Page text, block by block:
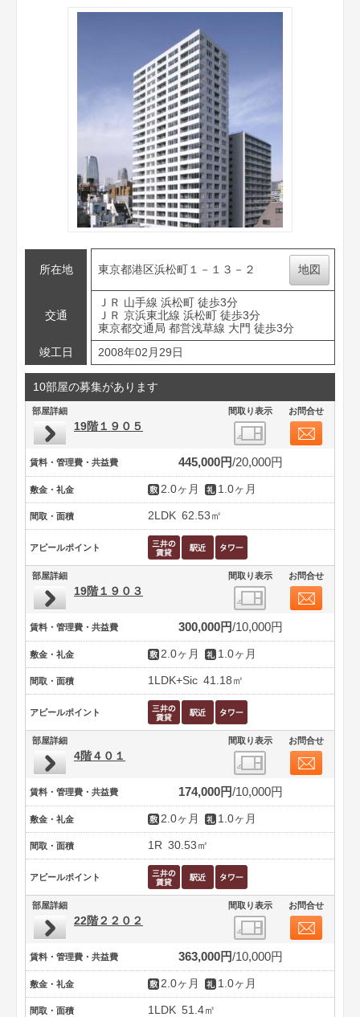
所在地 東京都港区浜松町１－１３－２ 地図
交通
ＪＲ 山手線 浜松町 徒歩3分
ＪＲ 京浜東北線 浜松町 徒歩3分
東京都交通局 都営浅草線 大門 徒歩3分
竣工日
2008年02月29日
10部屋の募集があります
部屋詳細 間取り表示 お問合せ
19階１９０５
賃料・管理費・共益費 445,000円 20,000円
敷金・礼金 2.0ヶ月 1.0ヶ月
間取・面積 2LDK 62.53㎡
アピールポイント
部屋詳細 間取り表示 お問合せ
19階１９０３
賃料・管理費・共益費 300,000円 10,000円
敷金・礼金 2.0ヶ月 1.0ヶ月
間取・面積 1LDK+Sic 41.18㎡
アピールポイント
部屋詳細 間取り表示 お問合せ
4階４０１
賃料・管理費・共益費 174,000円 10,000円
敷金・礼金 2.0ヶ月 1.0ヶ月
間取・面積 1R 30.53㎡
アピールポイント
部屋詳細 間取り表示 お問合せ
22階２２０２
賃料・管理費・共益費 363,000円 10,000円
敷金・礼金 2.0ヶ月 1.0ヶ月
間取・面積 1LDK 51.4㎡